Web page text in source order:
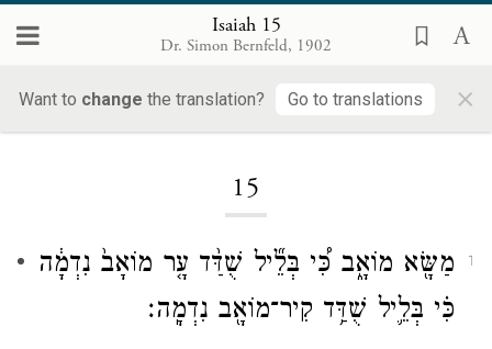
Isaiah 15
Dr. Simon Bernfeld, 1902
Want to change the translation? Go to translations ×
15
1
מַשָּׂ֖א מוֹאָ֑ב כִּ֠י בְּלֵ֞יל שֻׁדַּ֨ד עָ֤ר מוֹאָב֙ נִדְמָ֔ה
כִּ֗י בְּלֵ֛יל שֻׁדַּ֥ד קִיר־מוֹאָ֖ב נִדְמָֽה׃